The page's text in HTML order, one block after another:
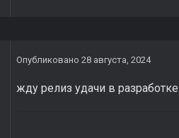
Опубликовано 28 августа, 2024
жду релиз удачи в